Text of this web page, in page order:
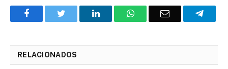
FacebookTwitter
O
WhatsAppE-
RELACIONADOS